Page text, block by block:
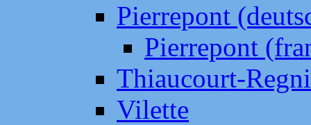
Pierrepont
Pierrepont
Thiaucourt-
Vilette